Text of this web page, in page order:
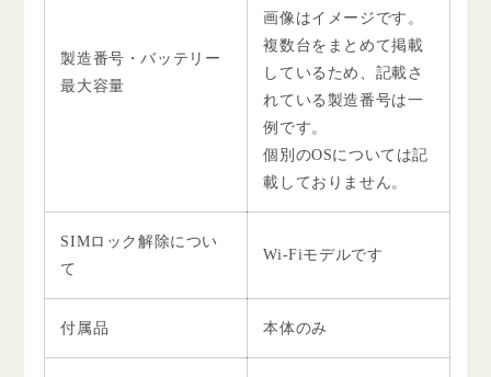
製造番号・バッテリー
最大容量
画像はイメージです。
複数台をまとめて掲載
しているため、記載さ
れている製造番号は一
例です。
個別のOSについては記
載しておりません。
SIMロック解除につい
て
Wi-Fiモデルです
付属品 本体のみ